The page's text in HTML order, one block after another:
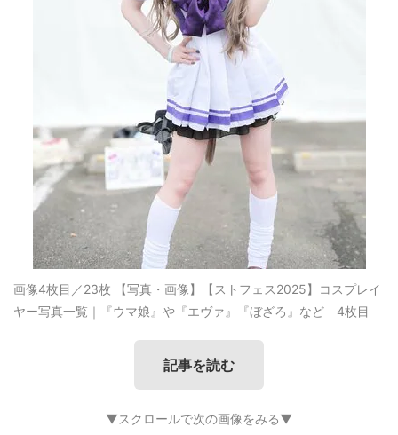
画像4枚目／23枚 【写真・画像】【ストフェス2025】コスプレイ
ヤー写真一覧｜『ウマ娘』や『エヴァ』『ぼざろ』など 4枚目
記事を読む
▼スクロールで次の画像をみる▼